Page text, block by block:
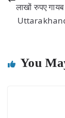
लाखों रुपए गायब
You